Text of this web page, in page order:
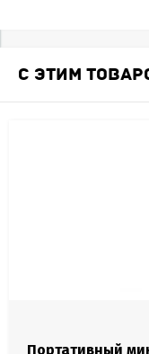
С ЭТИМ
Портативный